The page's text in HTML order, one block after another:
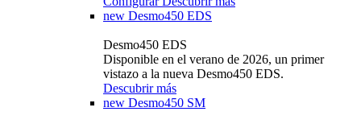
new Desmo450 EDS
Desmo450 EDS
Disponible en el verano de 2026, un primer
vistazo a la nueva Desmo450 EDS.
Descubrir más
new Desmo450 SM